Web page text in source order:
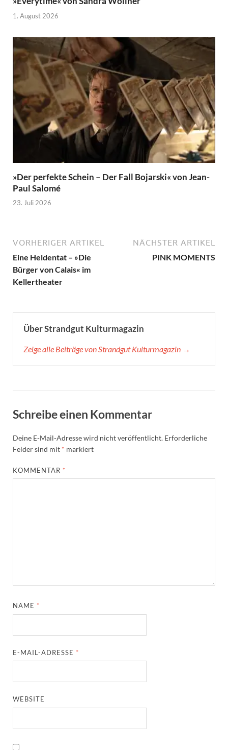
1. August 2026
»Der perfekte Schein – Der Fall Bojarski« von Jean-
Paul Salomé
23. Juli 2026
VORHERIGER ARTIKEL
Eine Heldentat – »Die
Bürger von Calais« im
Kellertheater
NÄCHSTER ARTIKEL
PINK MOMENTS
Über Strandgut Kulturmagazin
Zeige alle Beiträge von Strandgut Kulturmagazin →
Schreibe einen Kommentar
Deine E-Mail-Adresse wird nicht veröffentlicht. Erforderliche
Felder sind mit * markiert
KOMMENTAR *
NAME *
E-MAIL-ADRESSE *
WEBSITE